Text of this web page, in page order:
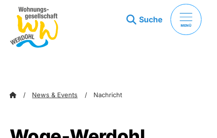
Suche
MENÜ
zum Inhalt springen
News & Events Nachricht